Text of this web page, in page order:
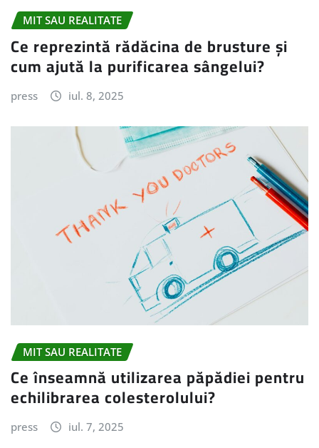
MIT SAU REALITATE
Ce reprezintă rădăcina de brusture și
cum ajută la purificarea sângelui?
press iul. 8, 2025
MIT SAU REALITATE
Ce înseamnă utilizarea păpădiei pentru
echilibrarea colesterolului?
press iul. 7, 2025